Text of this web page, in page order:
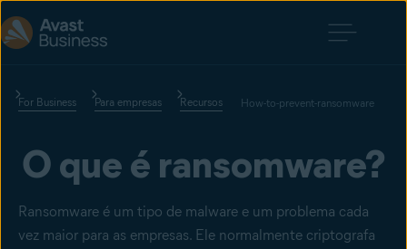
For Business Para empresas Recursos How-to-prevent-ransomware
O que é ransomware?
Ransomware é um tipo de malware e um problema cada
vez maior para as empresas. Ele normalmente criptografa